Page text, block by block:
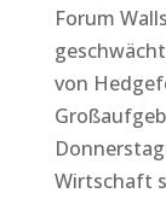
Forum
von
Wirtschaft